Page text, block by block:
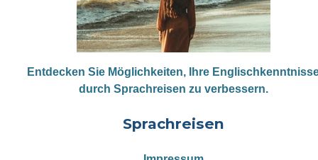
Entdecken Sie Möglichkeiten, Ihre
durch Sprachreisen zu verbessern.
Sprachreisen